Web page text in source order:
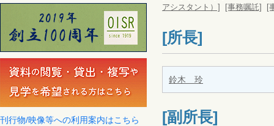
刊行物/映像等への利用案内はこちら
アシスタント）]
[事務嘱託] [
[所長]
鈴木 玲
[副所長]